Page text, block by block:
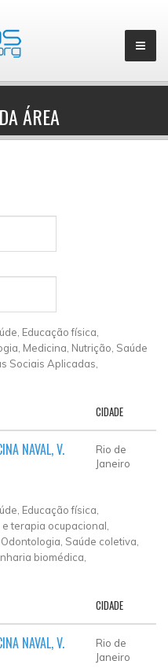
▼
ÁREA
Educação física,
Medicina, Nutrição, Saúde
Sociais Aplicadas,
CIDADE
NAVAL, V.
Rio de
Janeiro
Educação física,
terapia ocupacional,
Saúde coletiva,
biomédica,
CIDADE
NAVAL, V.
Rio de
Janeiro